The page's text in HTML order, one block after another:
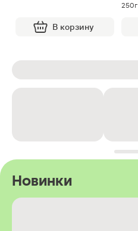
В корзину
250г
Новинки